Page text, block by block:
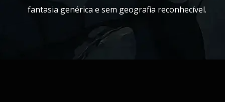
fantasia genérica e sem geografia reconhecível.